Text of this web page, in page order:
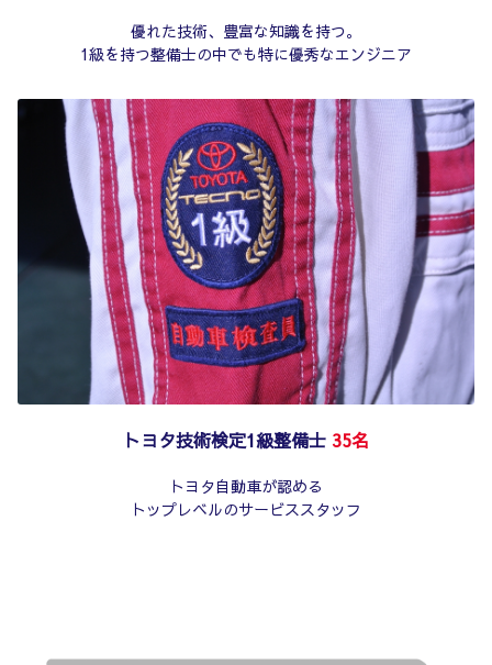
優れた技術、豊富な知識を持つ。
1級を持つ整備士の中でも特に優秀なエンジニア
トヨタ技術検定1級整備士 35名
トヨタ自動車が認める
トップレベルのサービススタッフ